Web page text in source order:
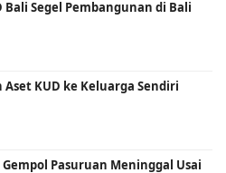
Bali Segel Pembangunan di Bali
KUD ke Keluarga Sendiri
Pasuruan Meninggal Usai